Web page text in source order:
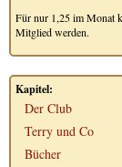
Für nur 1,25 im Monat
Mitglied werden.
Kapitel:
Der Club
Terry und Co
Bücher